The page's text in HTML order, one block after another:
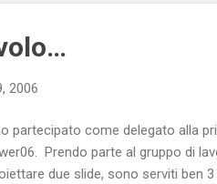
2006
partecipato come delegato alla
Prendo parte al gruppo di
due slide, sono serviti ben